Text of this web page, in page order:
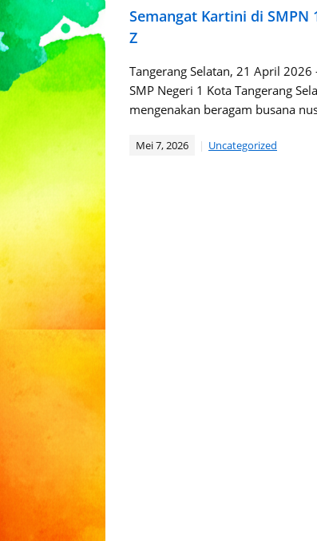
Semangat Kartini di
Z
Tangerang Selatan, 21 April
SMP Negeri 1 Kota Tangerang
mengenakan beragam busana
Mei 7, 2026 Uncategorized